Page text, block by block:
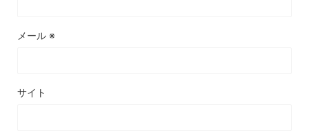
メール ※
サイト